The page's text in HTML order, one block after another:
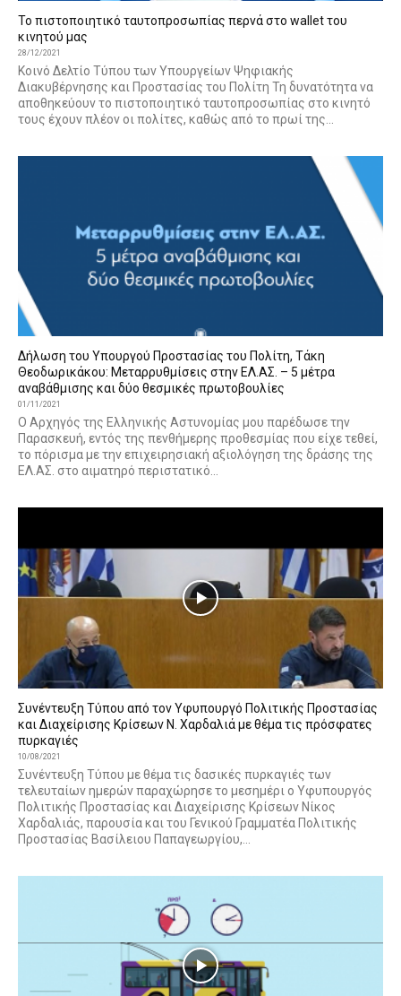
Το πιστοποιητικό ταυτοπροσωπίας περνά στο wallet του
κινητού μας
28/12/2021
Κοινό Δελτίο Τύπου των Υπουργείων Ψηφιακής
Διακυβέρνησης και Προστασίας του Πολίτη Τη δυνατότητα να
αποθηκεύουν το πιστοποιητικό ταυτοπροσωπίας στο κινητό
τους έχουν πλέον οι πολίτες, καθώς από το πρωί της...
Δήλωση του Υπουργού Προστασίας του Πολίτη, Τάκη
Θεοδωρικάκου: Μεταρρυθμίσεις στην ΕΛ.ΑΣ. – 5 μέτρα
αναβάθμισης και δύο θεσμικές πρωτοβουλίες
01/11/2021
Ο Αρχηγός της Ελληνικής Αστυνομίας μου παρέδωσε την
Παρασκευή, εντός της πενθήμερης προθεσμίας που είχε τεθεί,
το πόρισμα με την επιχειρησιακή αξιολόγηση της δράσης της
ΕΛ.ΑΣ. στο αιματηρό περιστατικό...
Συνέντευξη Τύπου από τον Υφυπουργό Πολιτικής Προστασίας
και Διαχείρισης Κρίσεων Ν. Χαρδαλιά με θέμα τις πρόσφατες
πυρκαγιές
10/08/2021
Συνέντευξη Τύπου με θέμα τις δασικές πυρκαγιές των
τελευταίων ημερών παραχώρησε το μεσημέρι ο Υφυπουργός
Πολιτικής Προστασίας και Διαχείρισης Κρίσεων Νίκος
Χαρδαλιάς, παρουσία και του Γενικού Γραμματέα Πολιτικής
Προστασίας Βασίλειου Παπαγεωργίου,...